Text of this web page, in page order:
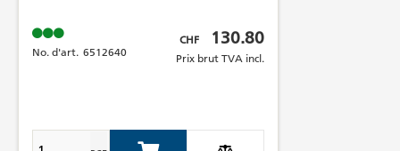
Prix brut TVA incl.
CHF 130.80
Prix brut TVA incl.
No. d'art. 6512640